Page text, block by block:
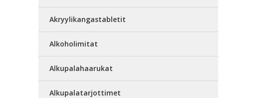
Akryylikangastabletit
Alkoholimitat
Alkupalahaarukat
Alkupalatarjottimet